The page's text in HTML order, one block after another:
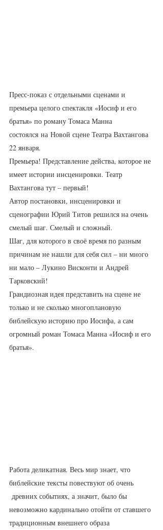
Пресс-показ с отдельными сценами и
премьера целого спектакля «Иосиф и его
братья» по роману Томаса Манна
состоялся на Новой сцене Театра Вахтангова
22 января.
Премьера! Представление действа, которое не
имеет истории инсценировки. Театр
Вахтангова тут – первый!
Автор постановки, инсценировки и
сценографии Юрий Титов решился на очень
смелый шаг. Смелый и сложный.
Шаг, для которого в своё время по разным
причинам не нашли для себя сил – ни много
ни мало – Лукино Висконти и Андрей
Тарковский!
Грандиозная идея представить на сцене не
только и не сколько многоплановую
библейскую историю про Иосифа, а сам
огромный роман Томаса Манна «Иосиф и его
братья».
Работа деликатная. Весь мир знает, что
библейские тексты повествуют об очень
древних событиях, а значит, было бы
невозможно кардинально отойти от ставшего
традиционным внешнего образа